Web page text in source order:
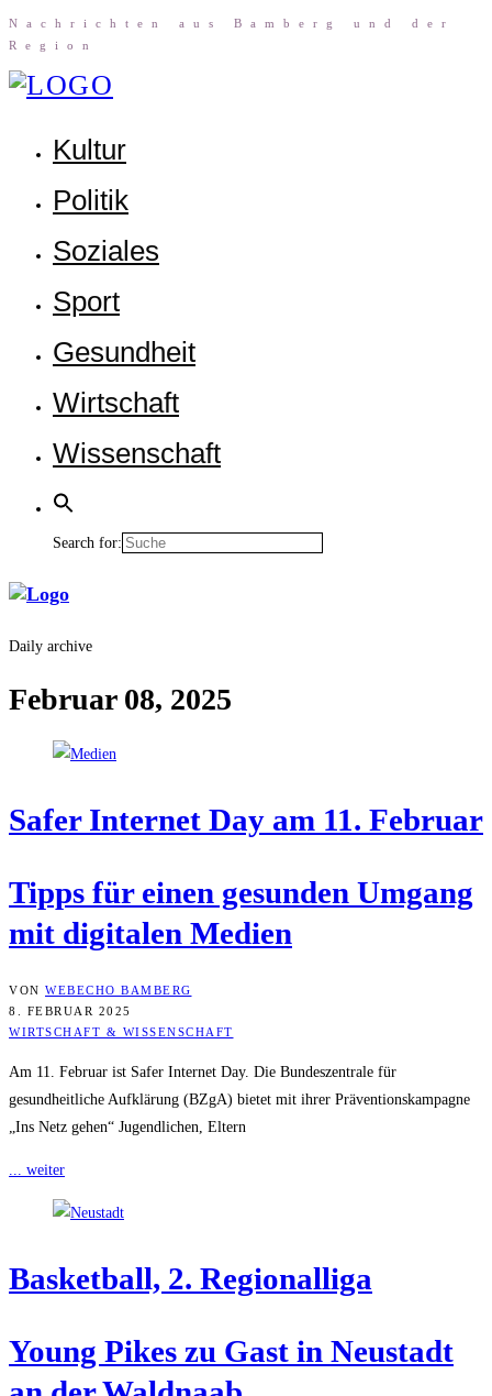
Nach­rich­ten aus Bam­berg und der
Region
Kul­tur
Poli­tik
Sozia­les
Sport
Gesund­heit
Wirt­schaft
Wis­sen­schaft
Search for:
Daily archive
Februar 08, 2025
Safer Inter­net Day am 11. Februar
Tipps für einen gesun­den Umgang
mit digi­ta­len Medien
VON WEBECHO BAMBERG
8. FEBRUAR 2025
WIRTSCHAFT & WISSENSCHAFT
Am 11. Februar ist Safer Internet Day. Die Bundeszentrale für
gesundheitliche Aufklärung (BZgA) bietet mit ihrer Präventionskampagne
„Ins Netz gehen“ Jugendlichen, Eltern
... weiter
Bas­ket­ball, 2. Regionalliga
Young Pikes zu Gast in Neu­stadt